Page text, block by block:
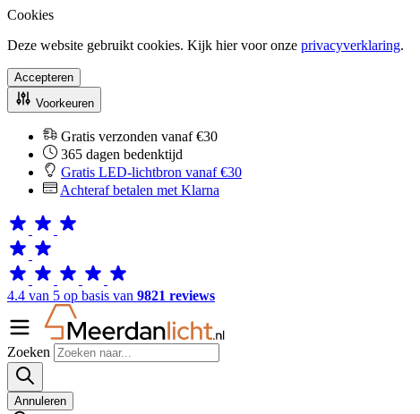
Cookies
Deze website gebruikt cookies. Kijk hier voor onze privacyverklaring.
Accepteren
Voorkeuren
Gratis verzonden vanaf €30
365 dagen bedenktijd
Gratis LED-lichtbron vanaf €30
Achteraf betalen met Klarna
4.4 van 5 op basis van 9821 reviews
Zoeken
Annuleren